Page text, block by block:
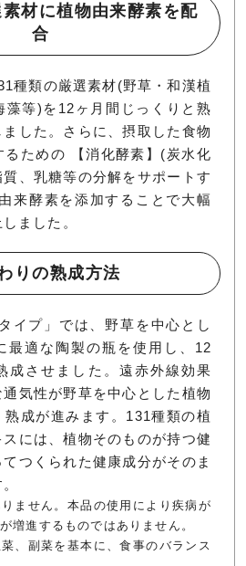
材に植物由来酵素を配
合
種類の厳選素材(野草・和漢植
藻等)を12ヶ月間じっくりと熟
した。さらに、摂取した食物
るための 【消化酵素】(炭水化
、乳糖等の分解をサポートす
来酵素を添加することで大幅
ました。
りの熟成方法
イプ」では、野草を中心とし
最適な陶製の瓶を使用し、12
成させました。遠赤外線効果
気性が野草を中心とした植物
熟成が進みます。131種類の植
には、植物そのものが持つ健
つくられた健康成分がそのま
ません。本品の使用により疾病が
増進するものではありません。
、副菜を基本に、食事のバランス